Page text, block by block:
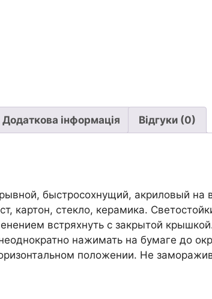
Додаткова інформація Відгуки (0)
быстросохнущий, акриловый на
картон, стекло, керамика.
встряхнуть с закрытой
нажимать на бумаге до
положении. Не